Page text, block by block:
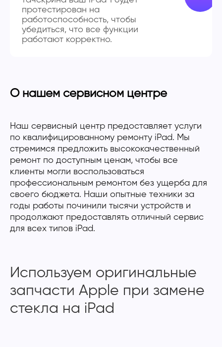
протестирован на
работоспособность, чтобы
убедиться, что все функции
работают корректно.
О нашем сервисном центре
Наш сервисный центр предоставляет услуги
по квалифицированному ремонту iPad. Мы
стремимся предложить высококачественный
ремонт по доступным ценам, чтобы все
клиенты могли воспользоваться
профессиональным ремонтом без ущерба для
своего бюджета. Наши опытные техники за
годы работы починили тысячи устройств и
продолжают предоставлять отличный сервис
для всех типов iPad.
Используем оригинальные
запчасти Apple при замене
стекла на iPad